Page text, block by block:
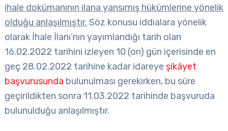
ihale dokümanının ilana yansımış hükümlerine yönelik
olduğu anlaşılmıştır. Söz konusu iddialara yönelik
olarak İhale İlanı’nın yayımlandığı tarih olan
16.02.2022 tarihini izleyen 10 (on) gün içerisinde en
geç 28.02.2022 tarihine kadar idareye şikâyet
başvurusunda bulunulması gerekirken, bu süre
geçirildikten sonra 11.03.2022 tarihinde başvuruda
bulunulduğu anlaşılmıştır.